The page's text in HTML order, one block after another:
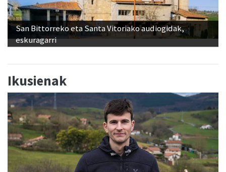
San Bittorreko eta Santa Vitoriako audiogidak,
eskuragarri